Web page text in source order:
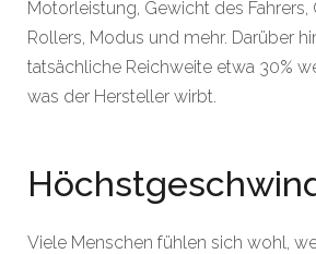
Motorleistung, Gewicht des Fahrers,
Rollers, Modus und mehr. Darüber
tatsächliche Reichweite etwa 30%
was der Hersteller wirbt.
Viele Menschen fühlen sich wohl,